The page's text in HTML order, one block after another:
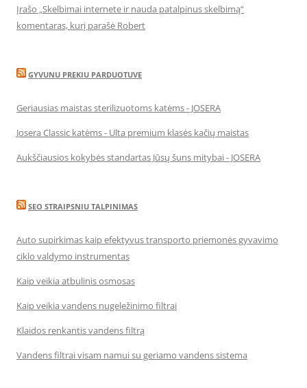
Įrašo „Skelbimai internete ir nauda patalpinus skelbimą“
komentaras, kurį parašė Robert
GYVUNU PREKIU PARDUOTUVE
Geriausias maistas sterilizuotoms katėms - JOSERA
Josera Classic katėms - Ulta premium klasės kačių maistas
Aukščiausios kokybės standartas Jūsų šuns mitybai - JOSERA
SEO STRAIPSNIU TALPINIMAS
Auto supirkimas kaip efektyvus transporto priemonės gyvavimo
ciklo valdymo instrumentas
Kaip veikia atbulinis osmosas
Kaip veikia vandens nugeležinimo filtrai
Klaidos renkantis vandens filtrą
Vandens filtrai visam namui su geriamo vandens sistema